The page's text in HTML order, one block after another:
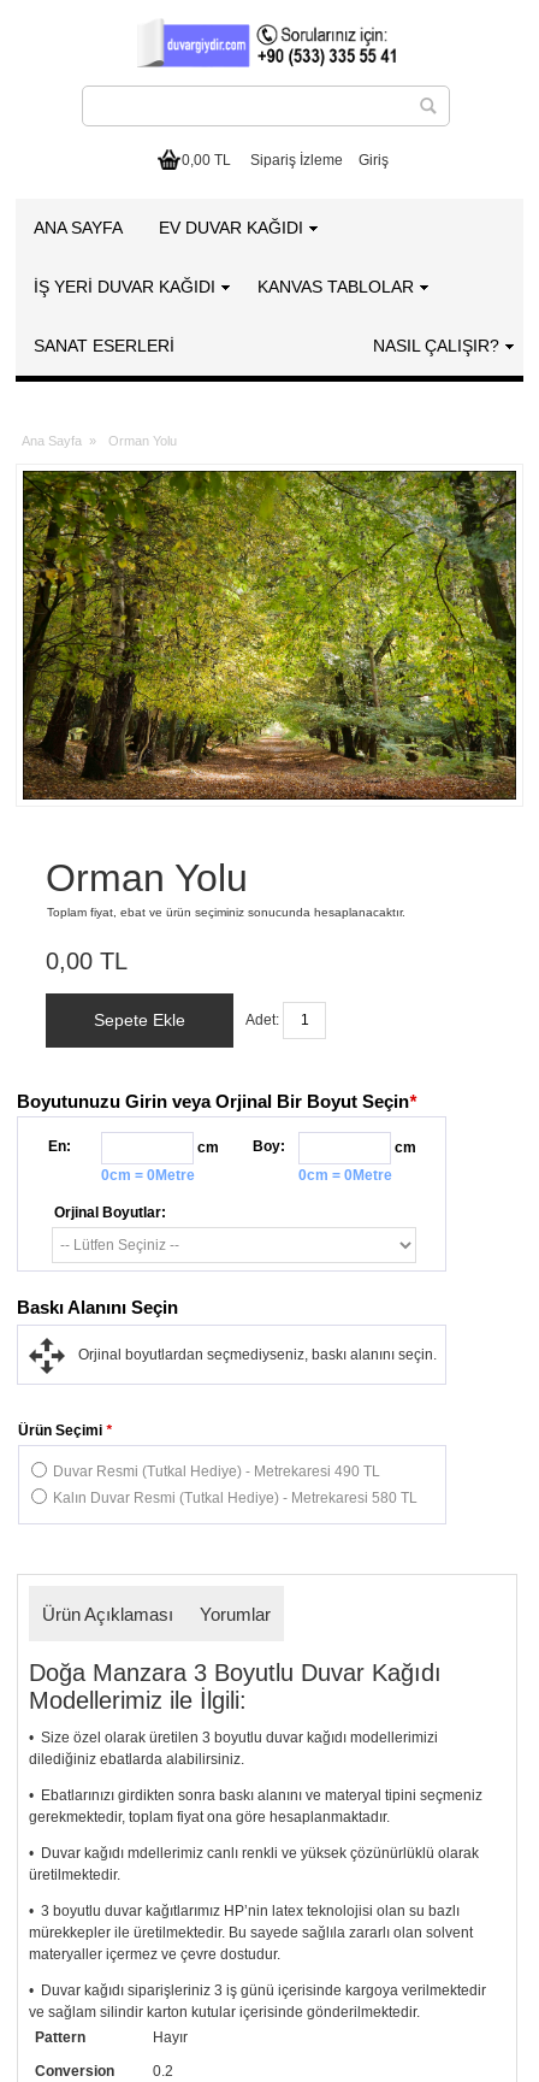
0,00 TL Sipariş İzleme Giriş
ANA SAYFA EV DUVAR KAĞIDI
İŞ YERİ DUVAR KAĞIDI KANVAS TABLOLAR
SANAT ESERLERI NASIL ÇALIŞIR?
Ana Sayfa » Orman Yolu
Orman Yolu
Toplam fiyat, ebat ve ürün seçiminiz sonucunda hesaplanacaktır.
0,00 TL
Sepete Ekle Adet:
Boyutunuzu Girin veya Orjinal Bir Boyut Seçin*
En:
cm
0cm = 0Metre
Boy:
cm
0cm = 0Metre
Orjinal Boyutlar:
*
Ürün Seçimi
Duvar Resmi (Tutkal Hediye) - Metrekaresi 490 TL
Kalın Duvar Resmi (Tutkal Hediye) - Metrekaresi 580 TL
Baskı Alanını Seçin
Orjinal boyutlardan seçmediyseniz, baskı alanını seçin.
Ürün Açıklaması Yorumlar
Doğa Manzara 3 Boyutlu Duvar Kağıdı
Modellerimiz ile İlgili:
• Size özel olarak üretilen 3 boyutlu duvar kağıdı modellerimizi
dilediğiniz ebatlarda alabilirsiniz.
• Ebatlarınızı girdikten sonra baskı alanını ve materyal tipini seçmeniz
gerekmektedir, toplam fiyat ona göre hesaplanmaktadır.
• Duvar kağıdı mdellerimiz canlı renkli ve yüksek çözünürlüklü olarak
üretilmektedir.
• 3 boyutlu duvar kağıtlarımız HP’nin latex teknolojisi olan su bazlı
mürekkepler ile üretilmektedir. Bu sayede sağlıla zararlı olan solvent
materyaller içermez ve çevre dostudur.
• Duvar kağıdı siparişleriniz 3 iş günü içerisinde kargoya verilmektedir
ve sağlam silindir karton kutular içerisinde gönderilmektedir.
• Tutkalınız, siparişiniz ile birlikte ücretsiz olarak gönderilecektir.
Uygulaması standart duvar kağıdı ile aynıdır. Siparişiniz ile birlikte
Pattern
Hayır
Conversion
0.2